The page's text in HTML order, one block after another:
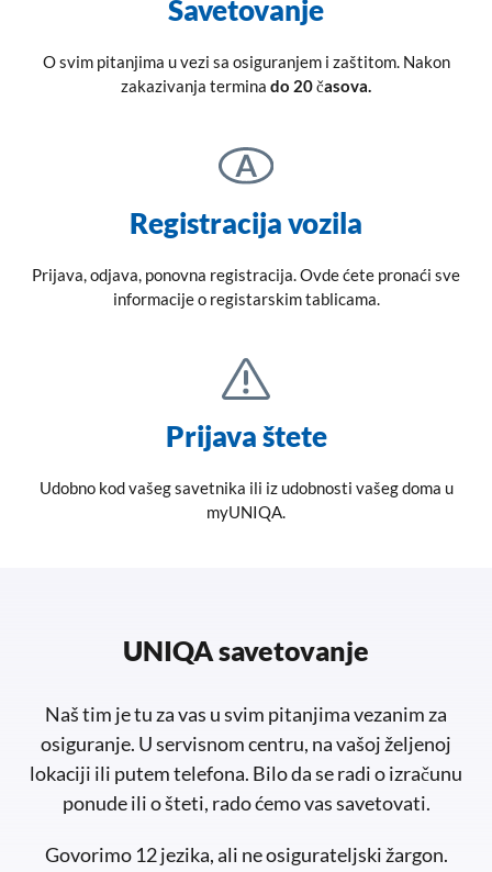
Savetovanje
O svim pitanjima u vezi sa osiguranjem i zaštitom. Nakon
zakazivanja termina do 20 časova.
Registracija vozila
Prijava, odjava, ponovna registracija. Ovde ćete pronaći sve
informacije o registarskim tablicama.
Prijava štete
Udobno kod vašeg savetnika ili iz udobnosti vašeg doma u
myUNIQA.
UNIQA savetovanje
Naš tim je tu za vas u svim pitanjima vezanim za
osiguranje. U servisnom centru, na vašoj željenoj
lokaciji ili putem telefona. Bilo da se radi o izračunu
ponude ili o šteti, rado ćemo vas savetovati.
Govorimo 12 jezika, ali ne osigurateljski žargon.